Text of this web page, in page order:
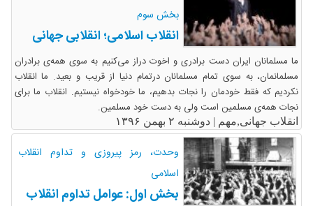
بخش سوم
انقلاب اسلامی؛ انقلابی جهانی
ما مسلمانان ایران دست برادری و اخوت دراز می‌کنیم به سوی همه‌ی برادران
مسلمانمان، به سوی تمام مسلمانان درتمام دنیا از قریب و بعید. ما انقلاب
نکردیم که فقط خودمان را نجات بدهیم، ما خودخواه نیستیم. انقلاب ما برای
نجات همه‌ی مسلمین است ولی به دست خود مسلمین.
انقلاب جهانی,مهم | دوشنبه ۲ بهمن ۱۳۹۶
وحدت، رمز پیروزی و تداوم انقلاب
اسلامی
بخش اول: عوامل تداوم انقلاب